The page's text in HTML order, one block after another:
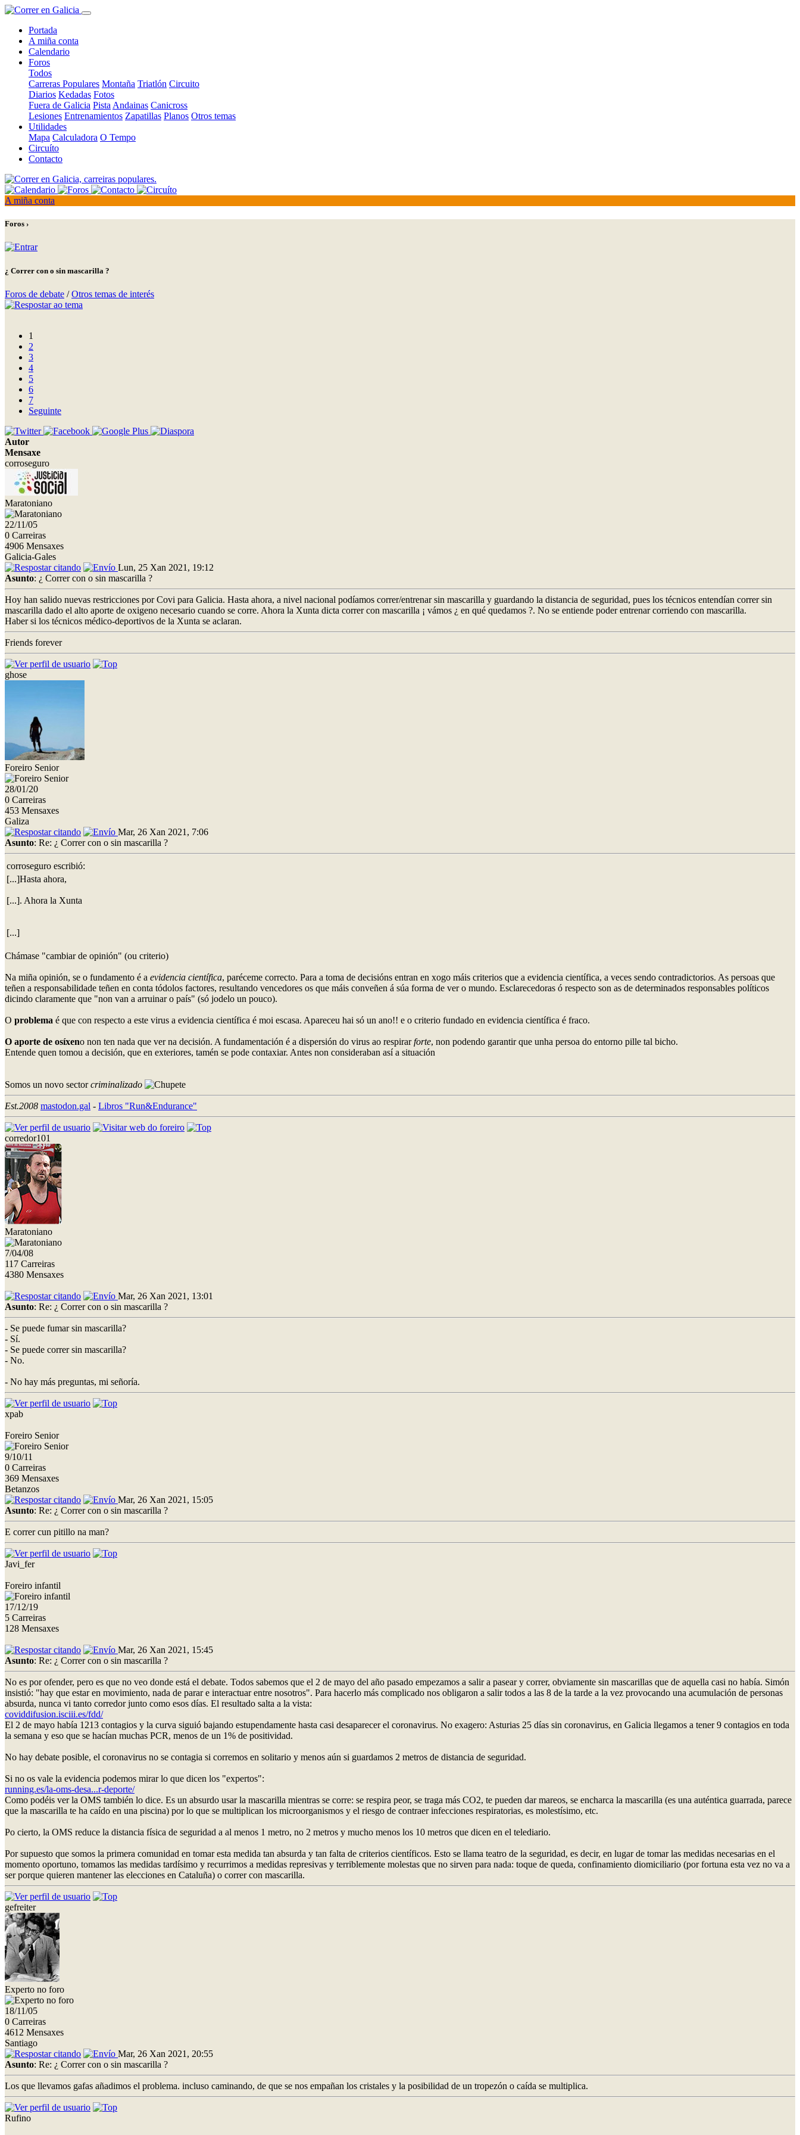
Portada
A miña conta
Calendario
Foros
Todos
Carreras Populares Montaña Triatlón Circuito
Diarios Kedadas Fotos
Fuera de Galicia Pista Andainas Canicross
Lesiones Entrenamientos Zapatillas Planos Otros temas
Utilidades
Mapa Calculadora O Tempo
Circuíto
Contacto
A miña conta
Foros ›
¿ Correr con o sin mascarilla ?
Foros de debate /Otros temas de interés
1
2
3
4
5
6
7
Seguinte
Autor
Mensaxe
corroseguro
Maratoniano
22/11/05
0 Carreiras
4906 Mensaxes
Galicia-Gales
Lun, 25 Xan 2021, 19:12
Asunto: ¿ Correr con o sin mascarilla ?
Hoy han salido nuevas restricciones por Covi para Galicia. Hasta ahora, a nivel nacional podíamos correr/entrenar sin mascarilla y guardando la distancia de seguridad, pues los técnicos entendían correr sin
mascarilla dado el alto aporte de oxigeno necesario cuando se corre. Ahora la Xunta dicta correr con mascarilla ¡ vámos ¿ en qué quedamos ?. No se entiende poder entrenar corriendo con mascarilla.
Haber si los técnicos médico-deportivos de la Xunta se aclaran.
Friends forever
ghose
Foreiro Senior
28/01/20
0 Carreiras
453 Mensaxes
Galiza
Mar, 26 Xan 2021, 7:06
Asunto: Re: ¿ Correr con o sin mascarilla ?
corroseguro escribió:
[...]Hasta ahora,
[...]. Ahora la Xunta
[...]
Chámase "cambiar de opinión" (ou criterio)
Na miña opinión, se o fundamento é a evidencia científica, paréceme correcto. Para a toma de decisións entran en xogo máis criterios que a evidencia científica, a veces sendo contradictorios. As persoas que
teñen a responsabilidade teñen en conta tódolos factores, resultando vencedores os que máis conveñen á súa forma de ver o mundo. Esclarecedoras ó respecto son as de determinados responsables políticos
dicindo claramente que "non van a arruinar o país" (só jodelo un pouco).
O problema é que con respecto a este virus a evidencia científica é moi escasa. Apareceu hai só un ano!! e o criterio fundado en evidencia científica é fraco.
O aporte de osíxeno non ten nada que ver na decisión. A fundamentación é a dispersión do virus ao respirarforte, non podendo garantir que unha persoa do entorno pille tal bicho.
Entende quen tomou a decisión, que en exteriores, tamén se pode contaxiar. Antes non consideraban así a situación
Somos un novo sectorcriminalizado
Est.2008 mastodon.gal - Libros "Run&Endurance"
corredor101
Maratoniano
7/04/08
117 Carreiras
4380 Mensaxes
Mar, 26 Xan 2021, 13:01
Asunto: Re: ¿ Correr con o sin mascarilla ?
- Se puede fumar sin mascarilla?
- Sí.
- Se puede correr sin mascarilla?
- No.
- No hay más preguntas, mi señoría.
xpab
Foreiro Senior
9/10/11
0 Carreiras
369 Mensaxes
Betanzos
Mar, 26 Xan 2021, 15:05
Asunto: Re: ¿ Correr con o sin mascarilla ?
E correr cun pitillo na man?
Javi_fer
Foreiro infantil
17/12/19
5 Carreiras
128 Mensaxes
Mar, 26 Xan 2021, 15:45
Asunto: Re: ¿ Correr con o sin mascarilla ?
No es por ofender, pero es que no veo donde está el debate. Todos sabemos que el 2 de mayo del año pasado empezamos a salir a pasear y correr, obviamente sin mascarillas que de aquella casi no había. Simón
insistió: "hay que estar en movimiento, nada de parar e interactuar entre nosotros". Para hacerlo más complicado nos obligaron a salir todos a las 8 de la tarde a la vez provocando una acumulación de personas
absurda, nunca vi tanto corredor junto como esos días. El resultado salta a la vista:
coviddifusion.isciii.es/fdd/
El 2 de mayo había 1213 contagios y la curva siguió bajando estupendamente hasta casi desaparecer el coronavirus. No exagero: Asturias 25 días sin coronavirus, en Galicia llegamos a tener 9 contagios en toda
la semana y eso que se hacían muchas PCR, menos de un 1% de positividad.
No hay debate posible, el coronavirus no se contagia si corremos en solitario y menos aún si guardamos 2 metros de distancia de seguridad.
Si no os vale la evidencia podemos mirar lo que dicen los "expertos":
running.es/la-oms-desa...r-deporte/
Como podéis ver la OMS también lo dice. Es un absurdo usar la mascarilla mientras se corre: se respira peor, se traga más CO2, te pueden dar mareos, se encharca la mascarilla (es una auténtica guarrada, parece
que la mascarilla te ha caído en una piscina) por lo que se multiplican los microorganismos y el riesgo de contraer infecciones respiratorias, es molestísimo, etc.
Po cierto, la OMS reduce la distancia física de seguridad a al menos 1 metro, no 2 metros y mucho menos los 10 metros que dicen en el telediario.
Por supuesto que somos la primera comunidad en tomar esta medida tan absurda y tan falta de criterios científicos. Esto se llama teatro de la seguridad, es decir, en lugar de tomar las medidas necesarias en el
momento oportuno, tomamos las medidas tardísimo y recurrimos a medidas represivas y terriblemente molestas que no sirven para nada: toque de queda, confinamiento diomiciliario (por fortuna esta vez no va a
ser porque quieren mantener las elecciones en Cataluña) o correr con mascarilla.
gefreiter
Experto no foro
18/11/05
0 Carreiras
4612 Mensaxes
Santiago
Mar, 26 Xan 2021, 20:55
Asunto: Re: ¿ Correr con o sin mascarilla ?
Los que llevamos gafas añadimos el problema. incluso caminando, de que se nos empañan los cristales y la posibilidad de un tropezón o caída se multiplica.
Rufino